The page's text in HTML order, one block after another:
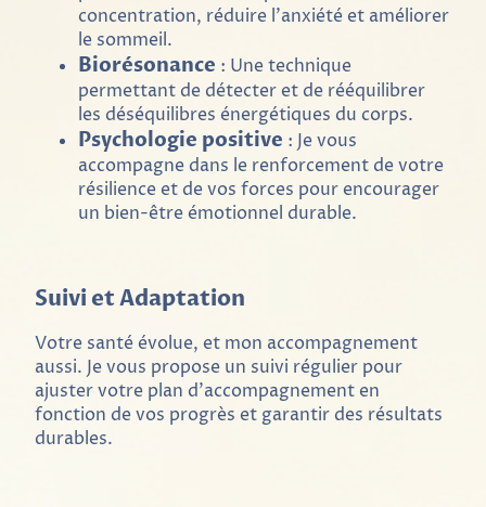
concentration, réduire l'anxiété et améliorer
le sommeil.
Biorésonance : Une technique
permettant de détecter et de rééquilibrer
les déséquilibres énergétiques du corps.
Psychologie positive : Je vous
accompagne dans le renforcement de votre
résilience et de vos forces pour encourager
un bien-être émotionnel durable.
Suivi et Adaptation
Votre santé évolue, et mon accompagnement
aussi. Je vous propose un suivi régulier pour
ajuster votre plan d'accompagnement en
fonction de vos progrès et garantir des résultats
durables.